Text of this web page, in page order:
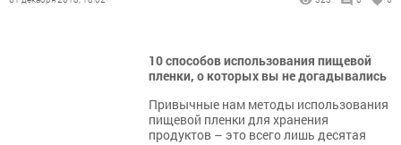
10 способов использования пищевой
пленки, о которых вы не догадывались
Привычные нам методы использования
пищевой пленки для хранения
продуктов – это всего лишь десятая